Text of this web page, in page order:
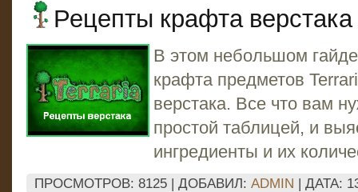
Рецепты крафта верстака
В этом небольшом
крафта предметов
верстака. Все что вам
простой таблицей, и
ингредиенты и их
ПРОСМОТРОВ: 8125 | ДОБАВИЛ: ADMIN | ДАТА: